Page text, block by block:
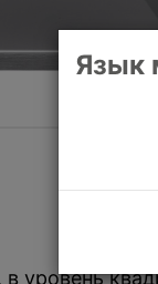
Язык
в уровень